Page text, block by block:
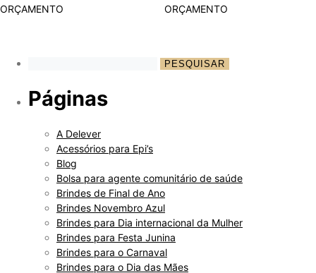
ORÇAMENTO ORÇAMENTO
Páginas
A Delever
Acessórios para Epi’s
Blog
Bolsa para agente comunitário de saúde
Brindes de Final de Ano
Brindes Novembro Azul
Brindes para Dia internacional da Mulher
Brindes para Festa Junina
Brindes para o Carnaval
Brindes para o Dia das Mães